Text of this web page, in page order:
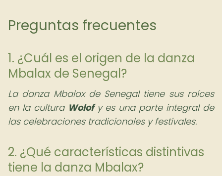
Preguntas frecuentes
1. ¿Cuál es el origen de la danza
Mbalax de Senegal?
La danza Mbalax de Senegal tiene sus raíces
en la cultura Wolofy es una parte integral de
las celebraciones tradicionales y festivales.
2. ¿Qué características distintivas
tiene la danza Mbalax?